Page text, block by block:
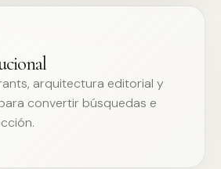
arquitectura editorial y
convertir búsquedas e